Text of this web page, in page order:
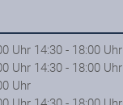
Uhr 14:30 - 18:00 Uhr
Uhr 14:30 - 18:00 Uhr
Uhr